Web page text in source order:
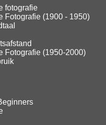
fotografie
Fotografie (1900 - 1950)
Fotografie (1950-2000)